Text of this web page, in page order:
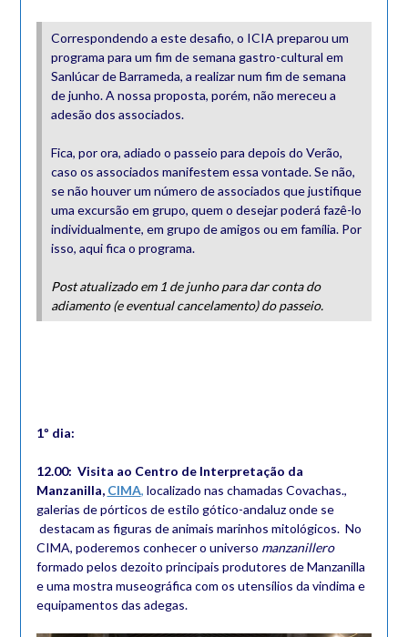
Correspondendo a este desafio, o ICIA preparou um
programa para um fim de semana gastro-cultural em
Sanlúcar de Barrameda, a realizar num fim de semana
de junho. A nossa proposta, porém, não mereceu a
adesão dos associados.
Fica, por ora, adiado o passeio para depois do Verão,
caso os associados manifestem essa vontade. Se não,
se não houver um número de associados que justifique
uma excursão em grupo, quem o desejar poderá fazê-lo
individualmente, em grupo de amigos ou em família. Por
isso, aqui fica o programa.
Post atualizado em 1 de junho para dar conta do
adiamento (e eventual cancelamento) do passeio.
1º dia:
12.00: Visita ao Centro de Interpretação da
Manzanilla, CIMA, localizado nas chamadas Covachas.,
galerias de pórticos de estilo gótico-andaluz onde se
destacam as figuras de animais marinhos mitológicos. No
CIMA, poderemos conhecer o universo manzanillero
formado pelos dezoito principais produtores de Manzanilla
e uma mostra museográfica com os utensílios da vindima e
equipamentos das adegas.